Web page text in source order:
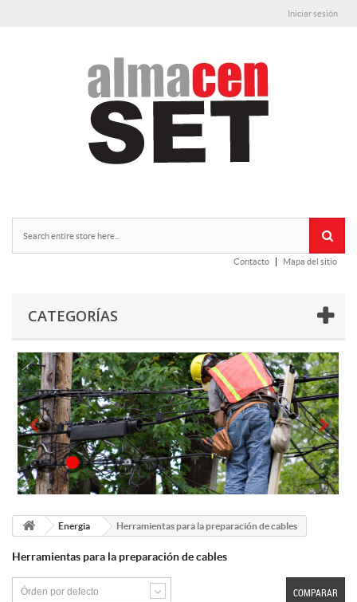
Iniciar sesión
Contacto Mapa del sitio
CATEGORÍAS
Energia Herramientas para la preparación de cables
Herramientas para la preparación de cables
Órden por defecto COMPARAR